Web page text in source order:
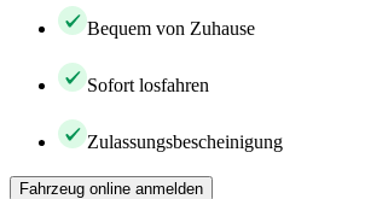
Bequem von Zuhause
Sofort losfahren
Zulassungsbescheinigung
Fahrzeug online anmelden